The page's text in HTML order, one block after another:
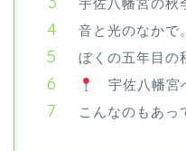
宇佐八幡宮の秋
音と光のなかで。
ぼくの五年目の
宇佐八幡宮
こんなのもあっ